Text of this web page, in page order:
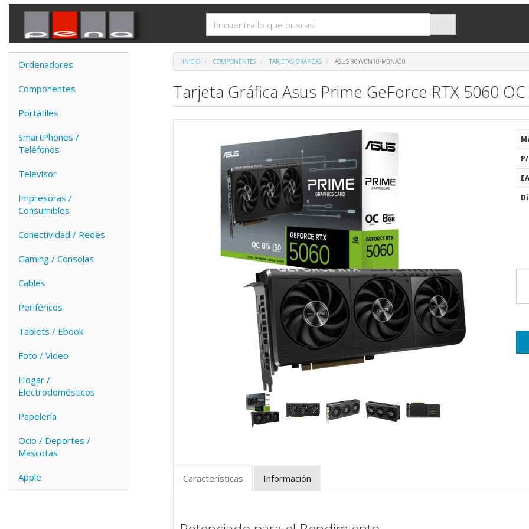
Ordenadores
Componentes
Portátiles
SmartPhones /
Teléfonos
Televisor
Impresoras /
Consumibles
Conectividad / Redes
Gaming / Consolas
Cables
Periféricos
Tablets / Ebook
Foto / Video
Hogar /
Electrodomésticos
Papelería
Ocio / Deportes /
Mascotas
Apple
INICIO COMPONENTES TARJETAS GRAFICAS ASUS 90YV0N10-M0NA00
Tarjeta Gráfica Asus Prime GeForce RTX 5060
Características Información